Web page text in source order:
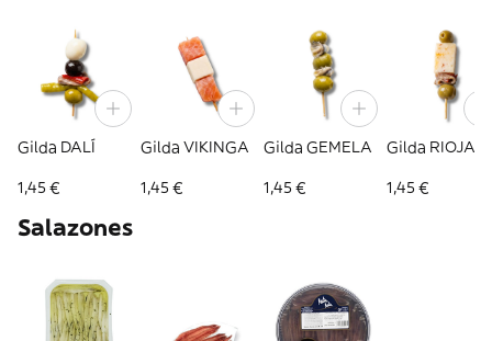
Gilda DALÍ
1,45 €
Gilda VIKINGA
1,45 €
Gilda GEMELA
1,45 €
Gilda
1,45 €
Salazones